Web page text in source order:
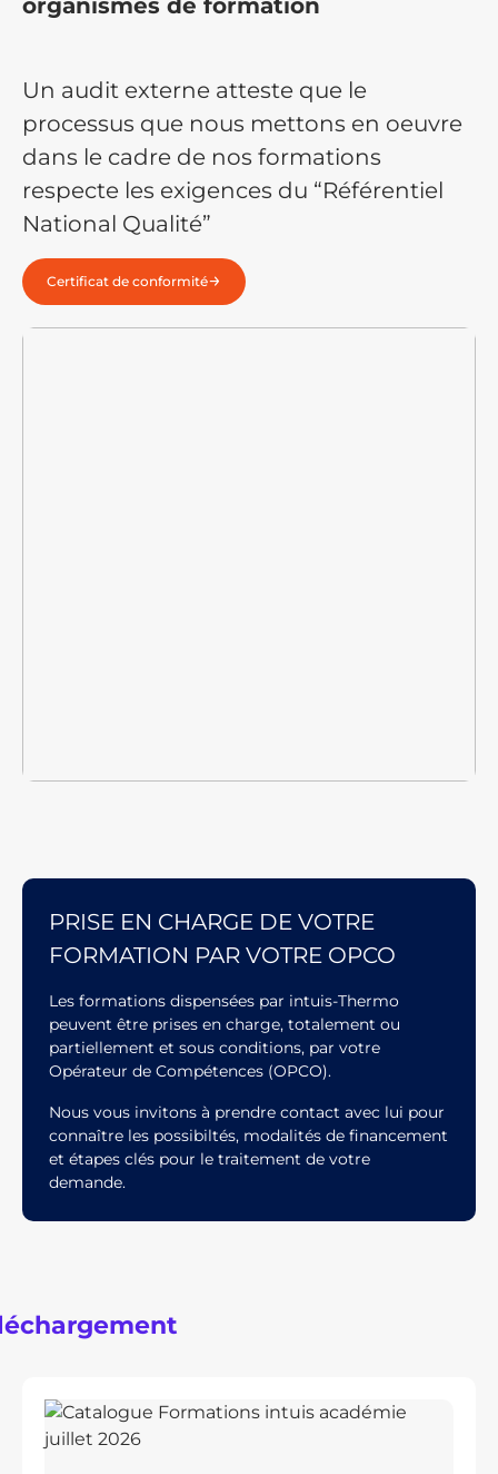
organismes de formation
Un audit externe atteste que le
processus que nous mettons en oeuvre
dans le cadre de nos formations
respecte les exigences du “Référentiel
National Qualité”
Certificat de conformité
PRISE EN CHARGE DE VOTRE
FORMATION PAR VOTRE OPCO
Les formations dispensées par intuis-Thermo
peuvent être prises en charge, totalement ou
partiellement et sous conditions, par votre
Opérateur de Compétences (OPCO).
Nous vous invitons à prendre contact avec lui pour
connaître les possibiltés, modalités de financement
et étapes clés pour le traitement de votre
demande.